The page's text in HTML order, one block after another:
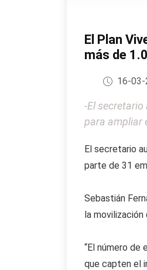
El Plan
más de
16-
-El
para ampliar
El secretario
parte de 31
Sebastián
la
“El número
que capten el